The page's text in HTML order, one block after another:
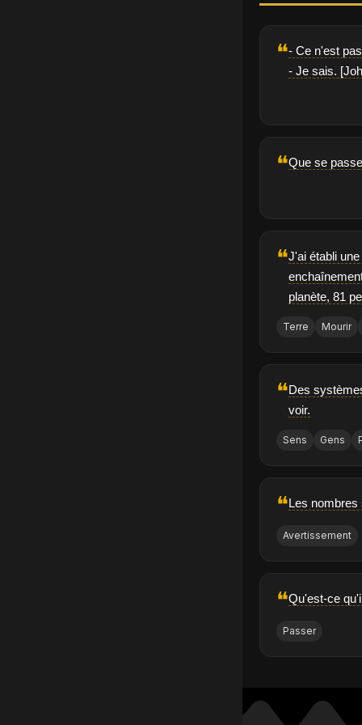
❝- Ce n'est
- Je sais.
❝Que se
❝J'ai établi
planète, 81
Terre Mourir
❝Des
voir.
Sens Gens
❝Les nombres
Avertissement
❝Qu'est-ce
Passer